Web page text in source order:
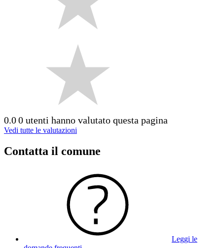
0.00 utenti hanno valutato questa pagina
Vedi tutte le valutazioni
Contatta il comune
Leggi le